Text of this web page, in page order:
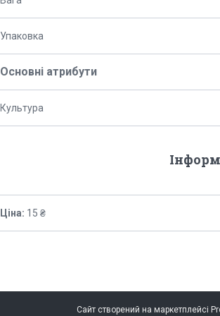
Упаковка
Основні атрибути
Культура
Ціна: 15 ₴
Сайт створений на маркетплейсі